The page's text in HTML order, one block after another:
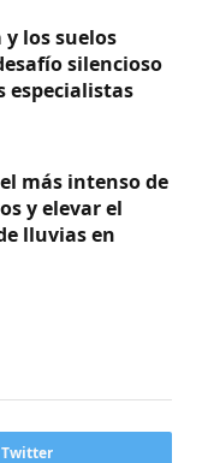
y los suelos
silencioso
especialistas
más intenso de
y elevar el
lluvias en
Twitter